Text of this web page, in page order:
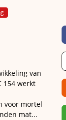
van
154 werkt
voor mortel
mat...